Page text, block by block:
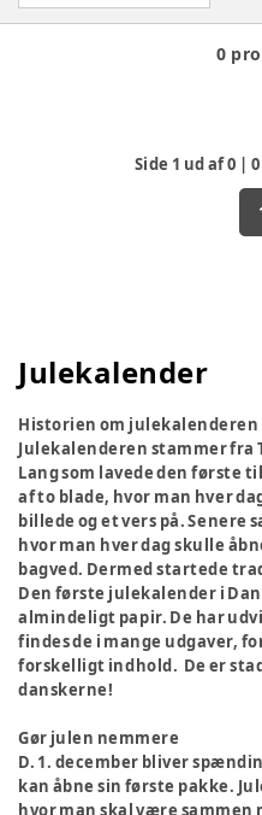
0
Side 1 ud af0 | 0
Julekalender
Historien om julekalenderen
Julekalenderen stammer fra
Lang som lavede den første
af to blade, hvor man hver
billede og et vers på. Senere
hvor man hver dag skulle
bagved. Dermed startede
Den første julekalender i
almindeligt papir. De har
findes de i mange udgaver,
forskelligt indhold. De er
danskerne!
Gør julen nemmere
D. 1. december bliver
kan åbne sin første pakke.
hvor man skal være sammen